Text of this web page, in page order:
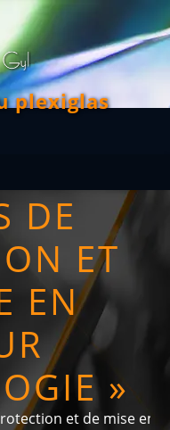
plexiglas
DE
ET
EN
»
et de mise en